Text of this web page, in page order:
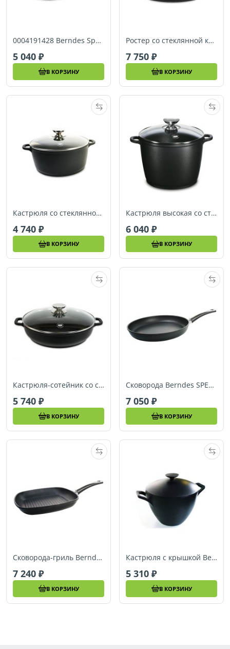
0004191428 Berndes Special+ сковорода для гриля 28
5 040
В КОРЗИНУ
Ростер со стеклянной крышкой Berndes SPECIAL (38 x 24) (095973)
7 750
В КОРЗИНУ
Кастрюля со стеклянной крышкой Berndes SPECIALS (Ø 28 см) (097449)
4 740
В КОРЗИНУ
Кастрюля высокая со стеклянной крышкой Berndes SPECIALS (Ø 28 см) (097749)
6 040
В КОРЗИНУ
Кастрюля-сотейник со стеклянной крышкой Berndes SPECIALS (Ø 32 см) (095592)
5 740
В КОРЗИНУ
Сковорода Berndes SPECIALS (Ø 32 см) (081119)
7 050
В КОРЗИНУ
Сковорода-гриль Berndes SPECIALS (30 x 30 см) (081198)
7 240
В КОРЗИНУ
Кастрюля с крышкой Berndes SPECIALS (Ø 24) (082145)
5 310
В КОРЗИНУ